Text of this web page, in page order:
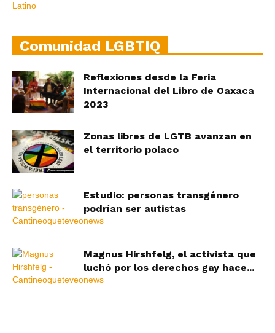
Comunidad LGBTIQ
Reflexiones desde la Feria
Internacional del Libro de Oaxaca
2023
Zonas libres de LGTB avanzan en
el territorio polaco
Estudio: personas transgénero
podrían ser autistas
Magnus Hirshfelg, el activista que
luchó por los derechos gay hace...